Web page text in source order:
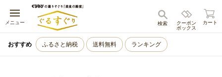
メニュー
キャンセル
クーポン
ボックス
検索 カート
おすすめ ふるさと納税 送料無料 ランキング